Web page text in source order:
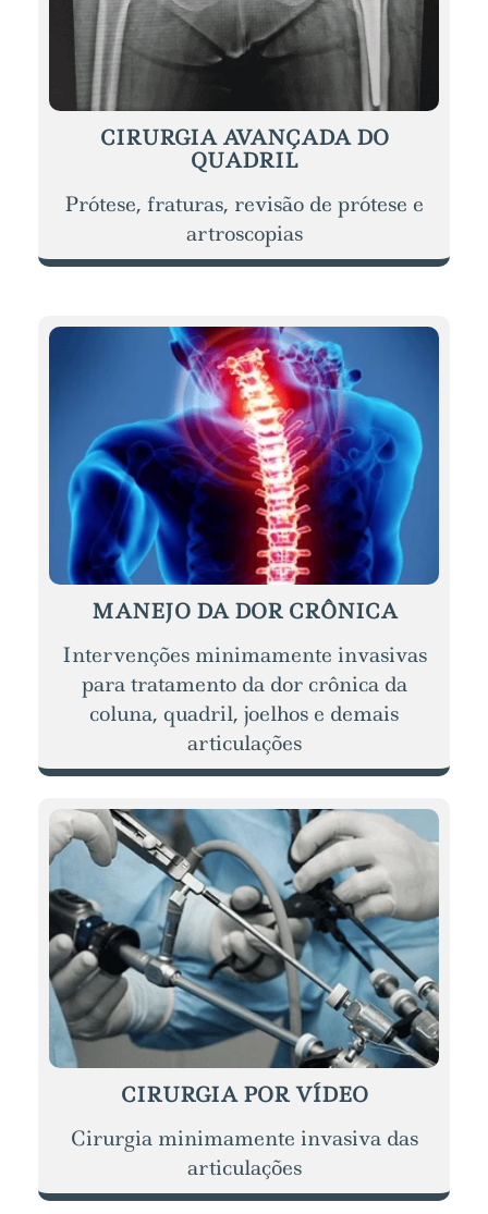
CIRURGIA AVANÇADA DO
QUADRIL
Prótese, fraturas, revisão de prótese e
artroscopias
MANEJO DA DOR CRÔNICA
Intervenções minimamente invasivas
para tratamento da dor crônica da
coluna, quadril, joelhos e demais
articulações
CIRURGIA POR VÍDEO
Cirurgia minimamente invasiva das
articulações